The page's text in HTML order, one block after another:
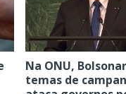
Na ONU,
temas de